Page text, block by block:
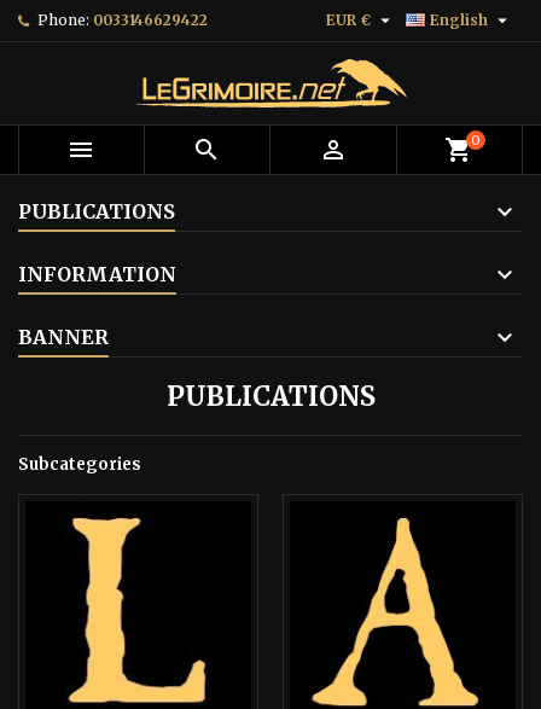
Phone: 0033146629422 English 
EUR € 
   shopping_cart0
PUBLICATIONS
INFORMATION
BANNER
PUBLICATIONS
Subcategories